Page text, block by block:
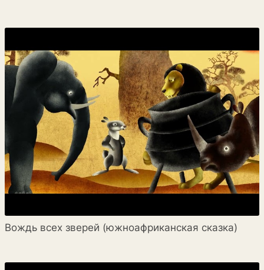
Вождь всех зверей (южноафриканская сказка)